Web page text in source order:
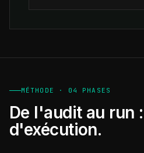
MÉTHODE · 04 PHASES
De l'audit au run
d'exécution.